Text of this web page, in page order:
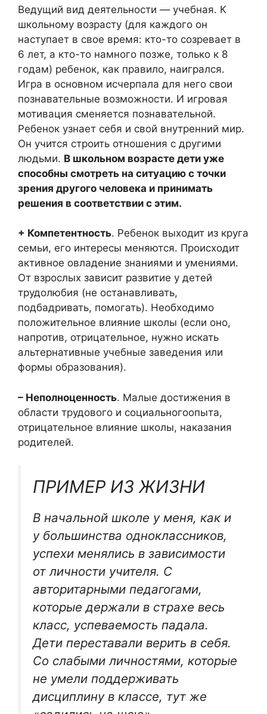
Ведущий вид деятельности — учебная. К
школьному возрасту (для каждого он
наступает в свое время: кто-то созревает в
6 лет, а кто-то намного позже, только к 8
годам) ребенок, как правило, наигрался.
Игра в основном исчерпала для него свои
познавательные возможности. И игровая
мотивация сменяется познавательной.
Ребенок узнает себя и свой внутренний мир.
Он учится строить отношения с другими
людьми. В школьном возрасте дети уже
способны смотреть на ситуацию с точки
зрения другого человека и принимать
решения в соответствии с этим.
+ Компетентность. Ребенок выходит из круга
семьи, его интересы меняются. Происходит
активное овладение знаниями и умениями.
От взрослых зависит развитие у детей
трудолюбия (не останавливать,
подбадривать, помогать). Необходимо
положительное влияние школы (если оно,
напротив, отрицательное, нужно искать
альтернативные учебные заведения или
формы образования).
– Неполноценность. Малые достижения в
области трудового и социальногоопыта,
отрицательное влияние школы, наказания
родителей.
ПРИМЕР ИЗ ЖИЗНИ
В начальной школе у меня, как и
у большинства одноклассников,
успехи менялись в зависимости
от личности учителя. С
авторитарными педагогами,
которые держали в страхе весь
класс, успеваемость падала.
Дети переставали верить в себя.
Со слабыми личностями, которые
не умели поддерживать
дисциплину в классе, тут же